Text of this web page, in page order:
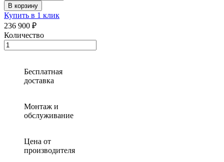
В корзину
Купить в 1 клик
236 900 ₽
Количество
Количество
товара
«Агроном-10»
Бесплатная
доставка
Монтаж и
обслуживание
Цена от
производителя